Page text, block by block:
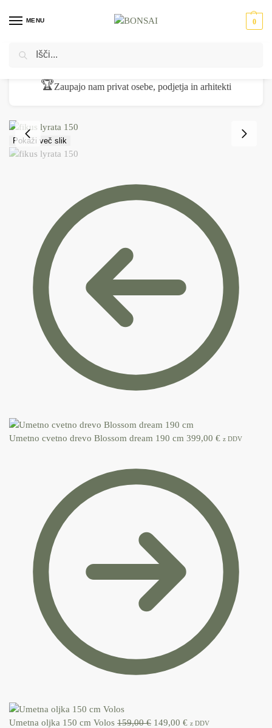
MENU 0
Domov Umetne rastline
🏆Zaupajo nam privat osebe, podjetja in arhitekti
Pokaži več slik
Umetno cvetno drevo Blossom dream 190 cm 399,00 € z DDV
Umetna oljka 150 cm Volos 159,00€ 149,00 € z DDV